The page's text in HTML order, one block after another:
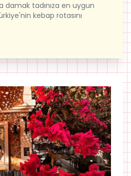
damak tadınıza en uygun
kebap rotasını